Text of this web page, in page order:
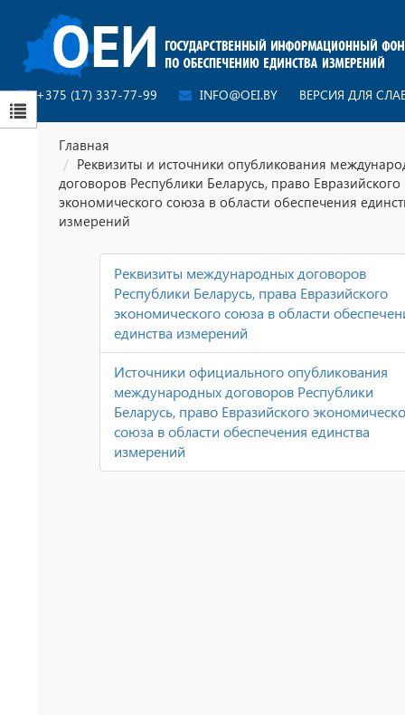
+375 (17) 337-77-99 INFO@OEI.BY ВЕРСИЯ ДЛЯ
Главная
Реквизиты и источники опубликования
договоров Республики Беларусь, право Евразийского
экономического союза в области обеспечения
измерений
Реквизиты международных договоров
Республики Беларусь, права Евразийского
экономического союза в области
единства измерений
Источники официального опубликования
международных договоров Республики
Беларусь, право Евразийского
союза в области обеспечения единства
измерений